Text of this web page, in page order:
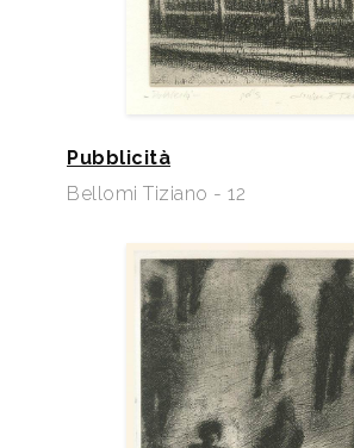
Pubblicità
Bellomi Tiziano - 12